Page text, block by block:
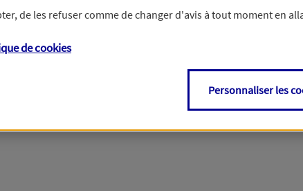
de les refuser comme de changer d'avis à tout moment en
decookies
Personnaliser les